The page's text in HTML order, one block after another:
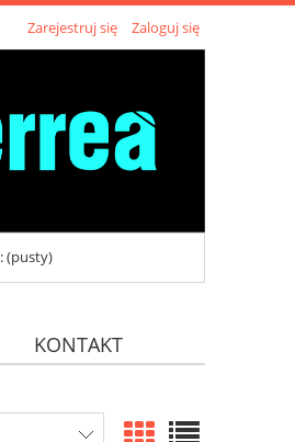
Zarejestruj się Zaloguj się
(pusty)
KONTAKT